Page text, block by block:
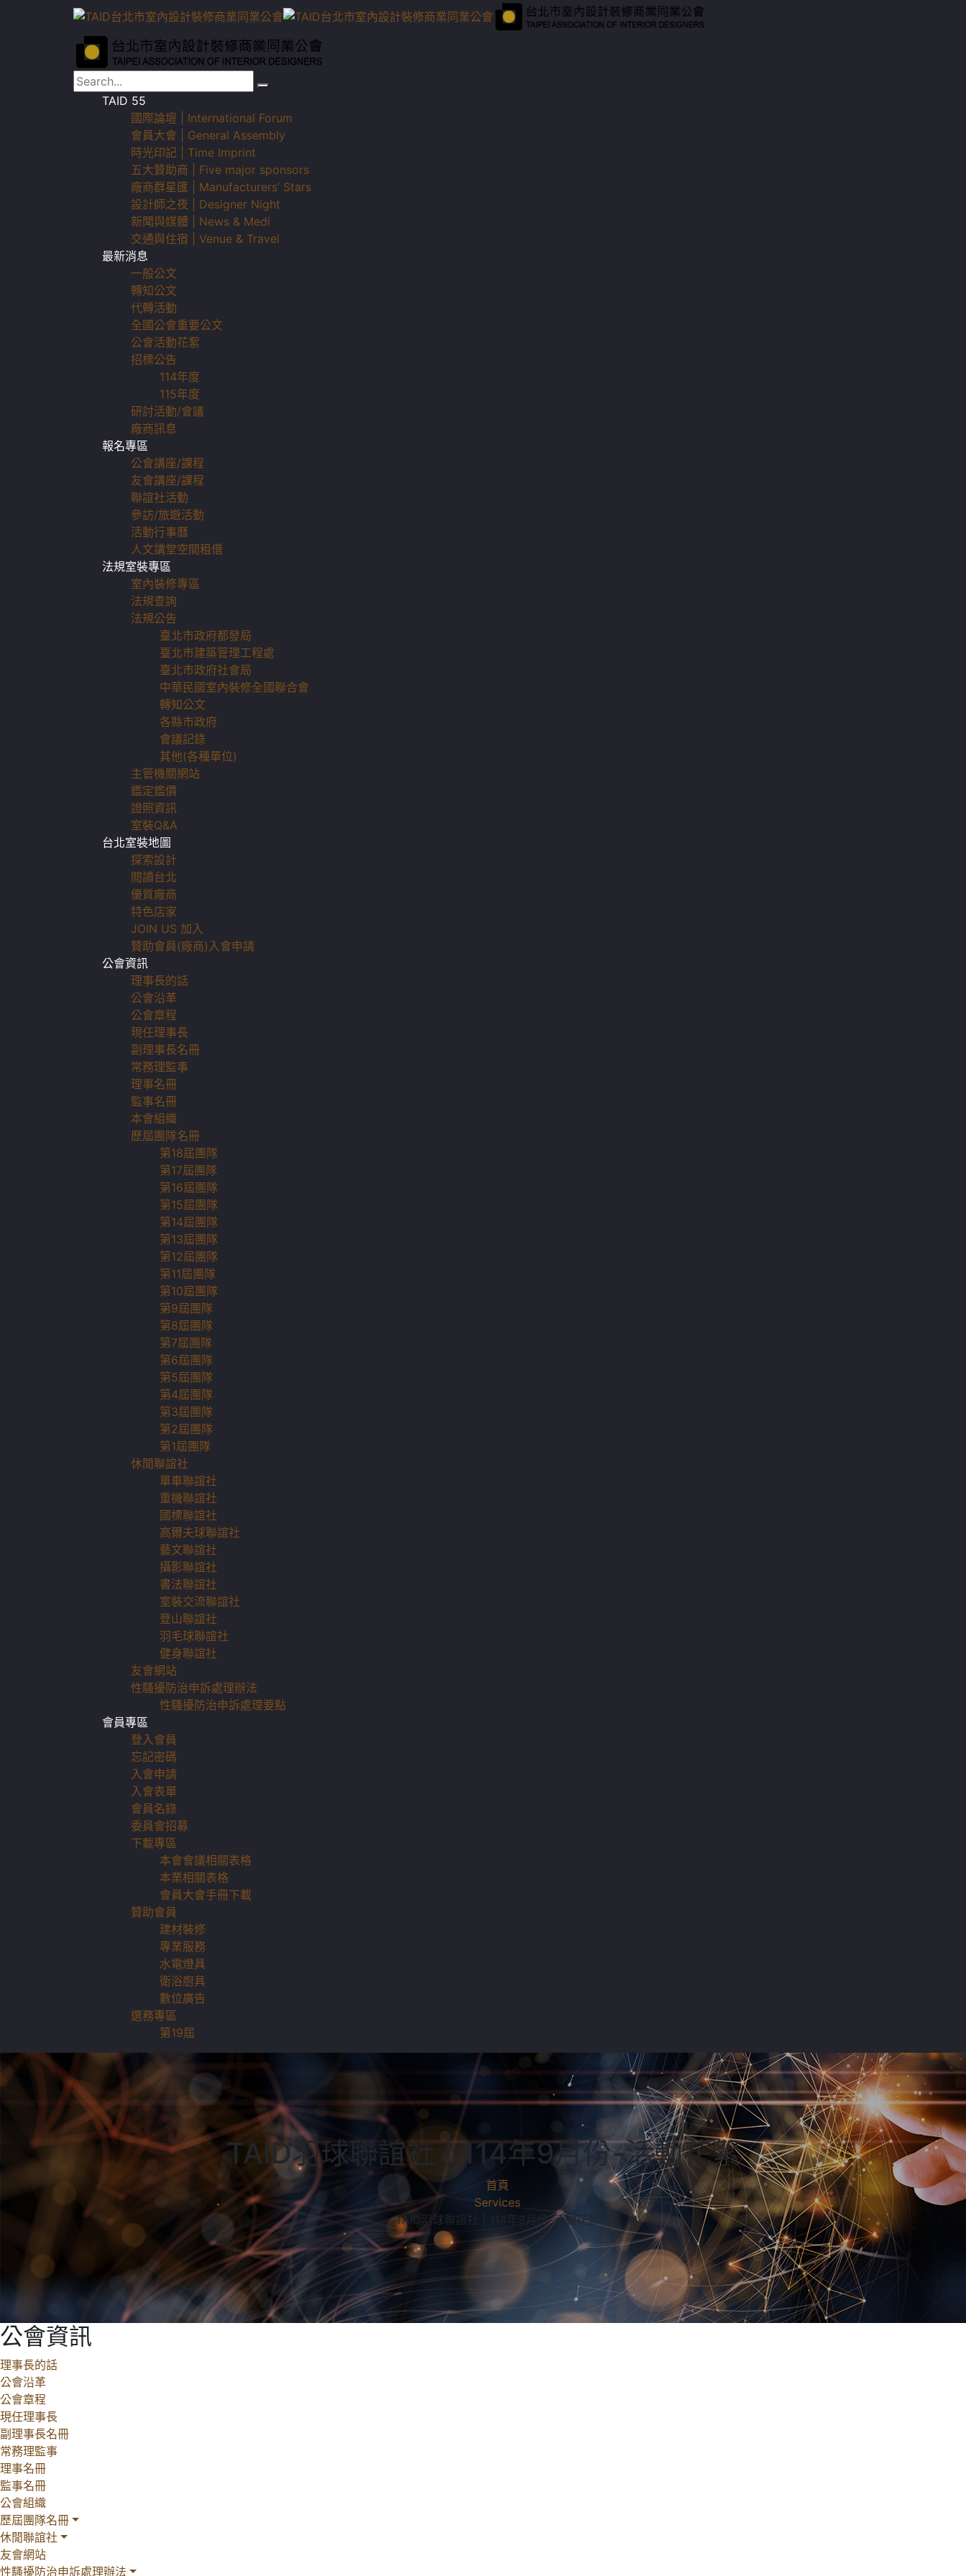
TAID 55
國際論壇 | International Forum
會員大會 | General Assembly
時光印記 | Time Imprint
五大贊助商 | Five major sponsors
廠商群星匯 | Manufacturers’ Stars
設計師之夜 | Designer Night
新聞與媒體 | News & Medi
交通與住宿 | Venue & Travel
最新消息
一般公文
轉知公文
代轉活動
全國公會重要公文
公會活動花絮
招標公告
114年度
115年度
研討活動/會議
廠商訊息
報名專區
公會講座/課程
友會講座/課程
聯誼社活動
參訪/旅遊活動
活動行事曆
人文講堂空間租借
法規室裝專區
室內裝修專區
法規查詢
法規公告
臺北市政府都發局
臺北市建築管理工程處
臺北市政府社會局
中華民國室內裝修全國聯合會
轉知公文
各縣市政府
會議記錄
其他(各種單位)
主管機關網站
鑑定鑑價
證照資訊
室裝Q&A
台北室裝地圖
探索設計
閱讀台北
優質廠商
特色店家
JOIN US 加入
贊助會員(廠商)入會申請
公會資訊
理事長的話
公會沿革
公會章程
現任理事長
副理事長名冊
常務理監事
理事名冊
監事名冊
本會組織
歷屆團隊名冊
第18屆團隊
第17屆團隊
第16屆團隊
第15屆團隊
第14屆團隊
第13屆團隊
第12屆團隊
第11屆團隊
第10屆團隊
第9屆團隊
第8屆團隊
第7屆團隊
第6屆團隊
第5屆團隊
第4屆團隊
第3屆團隊
第2屆團隊
第1屆團隊
休閒聯誼社
單車聯誼社
重機聯誼社
國標聯誼社
高爾夫球聯誼社
藝文聯誼社
攝影聯誼社
書法聯誼社
室裝交流聯誼社
登山聯誼社
羽毛球聯誼社
健身聯誼社
友會網站
性騷擾防治申訴處理辦法
性騷擾防治申訴處理要點
會員專區
登入會員
忘記密碼
入會申請
入會表單
會員名錄
委員會招募
下載專區
本會會議相關表格
本業相關表格
會員大會手冊下載
贊助會員
建材裝修
專業服務
水電燈具
衛浴廚具
數位廣告
選務專區
第19屆
TAID羽球聯誼社 | 114年9月份-活動花絮
首頁
Services
TAID羽球聯誼社 | 114年9月份-活動花絮
公會資訊
理事長的話
公會沿革
公會章程
現任理事長
副理事長名冊
常務理監事
理事名冊
監事名冊
公會組織
歷屆團隊名冊
休閒聯誼社
友會網站
性騷擾防治申訴處理辦法